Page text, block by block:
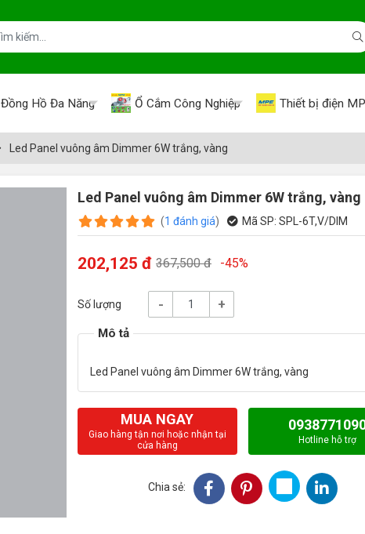
Đồng Hồ Đa Năng Ổ Cắm Công Nghiệp Thiết bị điện
Led Panel vuông âm Dimmer 6W trắng, vàng
Led Panel vuông âm Dimmer 6W trắng, vàng
(1 đánh giá) Mã SP: SPL-6T,V/DIM
202,125 đ 367,500 đ -45%
Số lượng - +
MUA NGAY
Giao hàng tận nơi hoặc nhận tại
cửa hàng
Hotline hỗ trợ
Chia sẻ: